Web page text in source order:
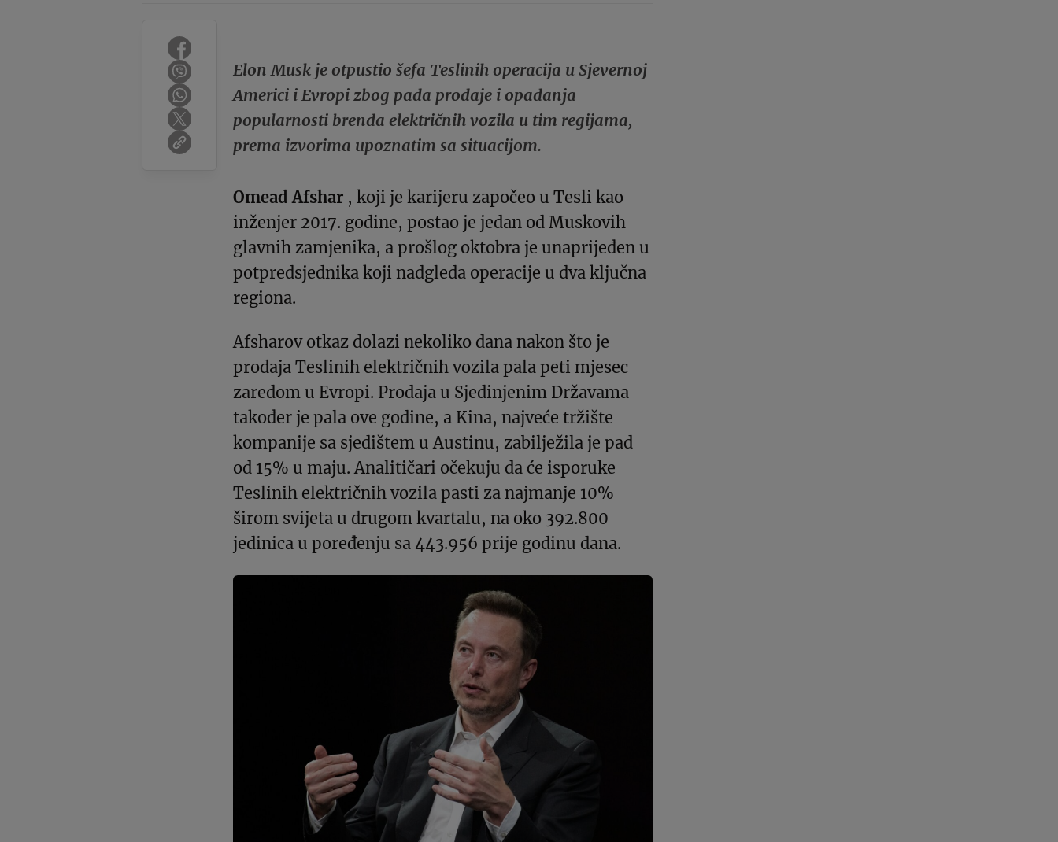
Elon Musk je otpustio šefa Teslinih operacija u Sjevernoj
Americi i Evropi zbog pada prodaje i opadanja
popularnosti brenda električnih vozila u tim regijama,
prema izvorima upoznatim sa situacijom.
Omead Afshar , koji je karijeru započeo u Tesli kao
inženjer 2017. godine, postao je jedan od Muskovih
glavnih zamjenika, a prošlog oktobra je unaprijeđen u
potpredsjednika koji nadgleda operacije u dva ključna
regiona.
Afsharov otkaz dolazi nekoliko dana nakon što je
prodaja Teslinih električnih vozila pala peti mjesec
zaredom u Evropi. Prodaja u Sjedinjenim Državama
također je pala ove godine, a Kina, najveće tržište
kompanije sa sjedištem u Austinu, zabilježila je pad
od 15% u maju. Analitičari očekuju da će isporuke
Teslinih električnih vozila pasti za najmanje 10%
širom svijeta u drugom kvartalu, na oko 392.800
jedinica u poređenju sa 443.956 prije godinu dana.